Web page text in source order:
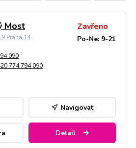
Most
Praha 14
Zavřeno
Po-Ne: 9-21
090
774 794 090
Navigovat
Detail